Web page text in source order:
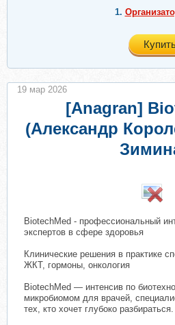
1.
[Anagran]
(Александр
BiotechMed - профессиональный
экспертов в сфере здоровья
Клинические решения в практике
ЖКТ, гормоны, онкология
BiotechMed — интенсив по
микробиомом для врачей,
тех, кто хочет глубоко разбираться.
19 мар 2026